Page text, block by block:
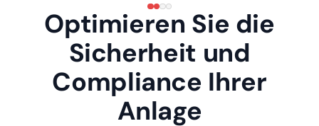
Optimieren Sie die
Sicherheit und
Compliance Ihrer
Anlage